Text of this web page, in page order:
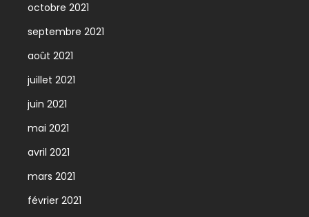
octobre 2021
septembre 2021
août 2021
juillet 2021
juin 2021
mai 2021
avril 2021
mars 2021
février 2021